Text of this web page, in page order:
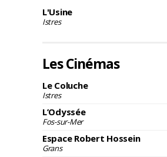
L'Usine
Istres
Les Cinémas
Le Coluche
Istres
L’Odyssée
Fos-sur-Mer
Espace Robert Hossein
Grans